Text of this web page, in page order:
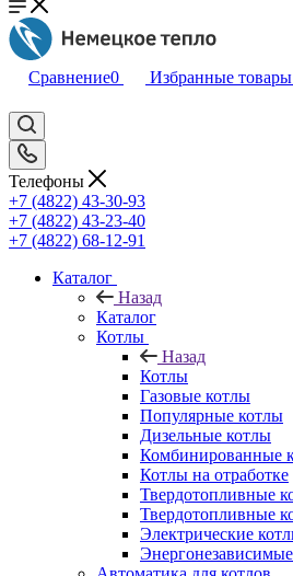
Сравнение0 Избранные товары
Телефоны
+7 (4822) 43-30-93
+7 (4822) 43-23-40
+7 (4822) 68-12-91
Каталог
Назад
Каталог
Котлы
Назад
Котлы
Газовые котлы
Популярные котлы
Дизельные котлы
Комбинированные
Котлы на отработке
Твердотопливные
Твердотопливные
Электрические